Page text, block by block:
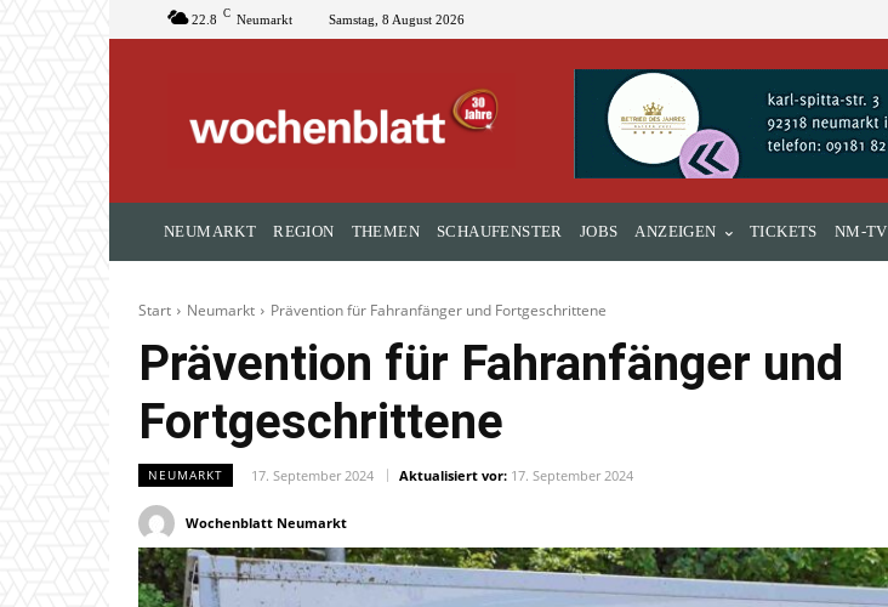
22.8 C Neumarkt Samstag, 8 August 2026
NEUMARKT REGION THEMEN SCHAUFENSTER JOBS ANZEIGEN TICKETS NM-TV
Start Neumarkt Prävention für Fahranfänger und Fortgeschrittene
Prävention für Fahranfänger und
Fortgeschrittene
NEUMARKT 17. September 2024 Aktualisiert vor: 17. September 2024
Wochenblatt Neumarkt